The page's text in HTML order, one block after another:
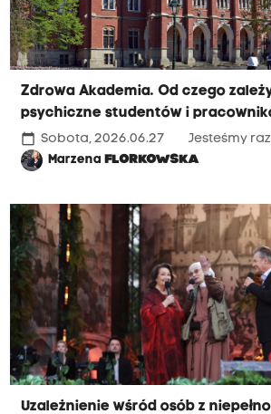
Zdrowa Akademia. Od czego
psychiczne studentów i
calendar_today Sobota, 2026.06.27
Jesteśmy
MarzenaFLORKOWSKA
Uzależnienie wśród osób z